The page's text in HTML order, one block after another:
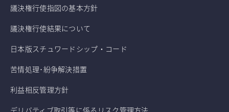
議決権行使指図の基本方針
議決権行使結果について
日本版スチュワードシップ・コード
苦情処理･紛争解決措置
利益相反管理方針
デリバティブ取引等に係るリスク管理方法